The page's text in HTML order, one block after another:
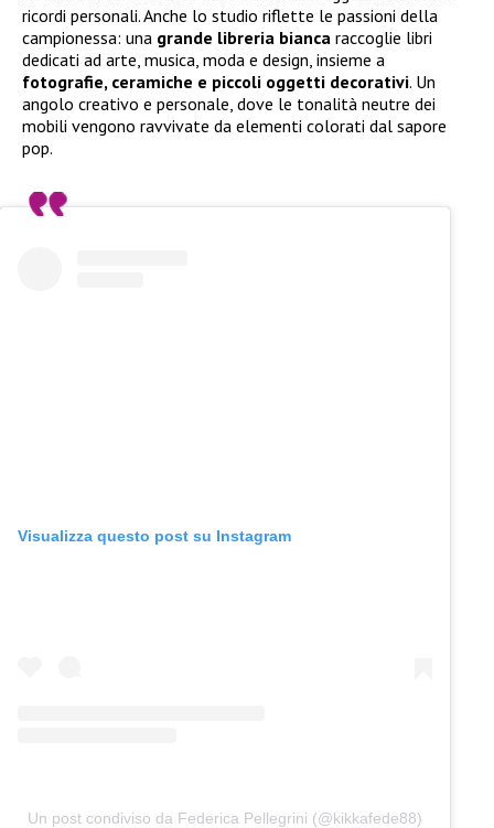
ricordi personali. Anche lo studio riflette le passioni della
campionessa: una grande libreria bianca raccoglie libri
dedicati ad arte, musica, moda e design, insieme a
fotografie, ceramiche e piccoli oggetti decorativi. Un
angolo creativo e personale, dove le tonalità neutre dei
mobili vengono ravvivate da elementi colorati dal sapore
pop.
Visualizza questo post su Instagram
Un post condiviso da Federica Pellegrini (@kikkafede88)